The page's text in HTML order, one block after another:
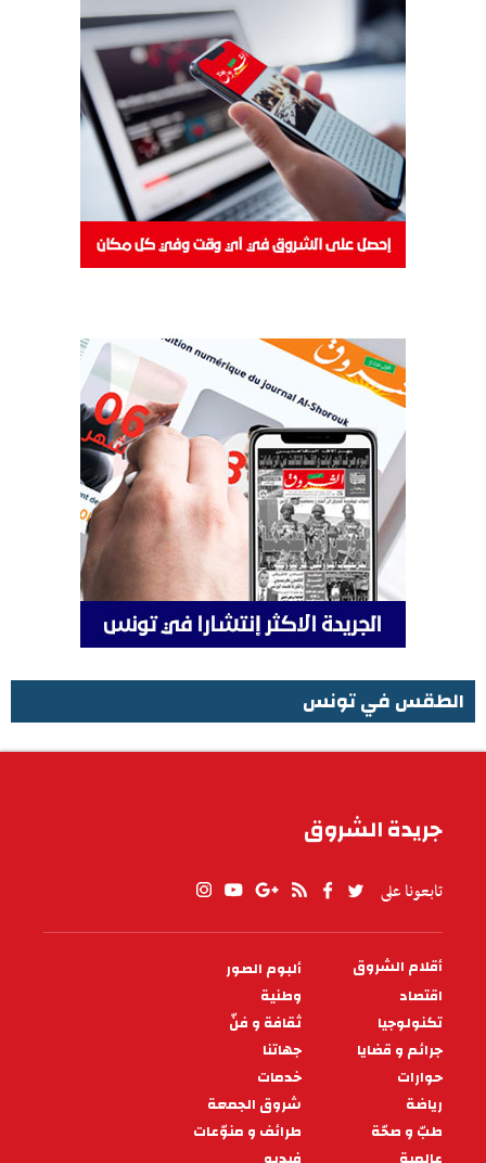
الطقس في تونس
جريدة الشروق
تابعونا على
PIED
DE
PAGE
أقلام الشروق
ألبوم الصور
اقتصاد
وطنية
تكنولوجيا
ثقافة و فنّ
جرائم و قضايا
جهاتنا
حوارات
خدمات
رياضة
شروق الجمعة
طبّ و صحّة
طرائف و منوّعات